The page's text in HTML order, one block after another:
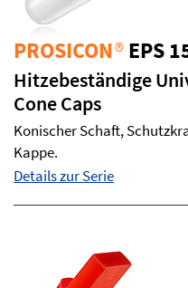
PROSICON®EPS
Hitzebeständige
Cone Caps
Konischer Schaft,
Kappe.
Details zur Serie